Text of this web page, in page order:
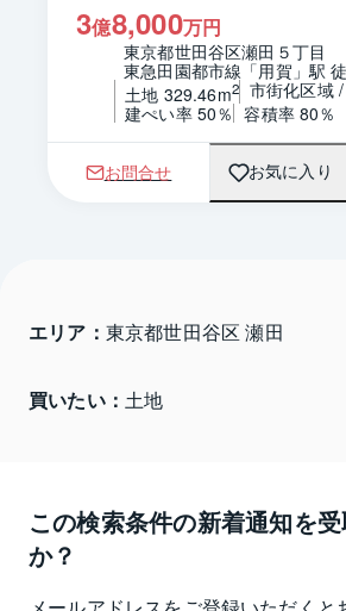
3億8,000万円
東京都世田谷区瀬田５丁目
東急田園都市線「用賀」駅
土地 329.46m2 市街化区域
建ぺい率 50％ 容積率 80％
お問合せ お気に入り
エリア： 東京都世田谷区 瀬田
買いたい： 土地
この検索条件の新着通知を
か？